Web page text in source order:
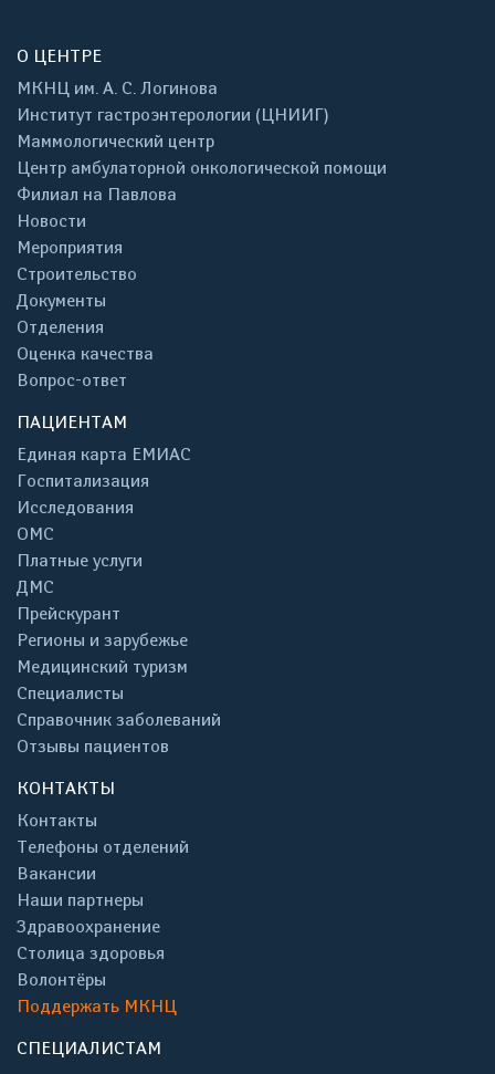
О ЦЕНТРЕ
МКНЦ им. А. С. Логинова
Институт гастроэнтерологии (ЦНИИГ)
Маммологический центр
Центр амбулаторной онкологической помощи
Филиал на Павлова
Новости
Мероприятия
Строительство
Документы
Отделения
Оценка качества
Вопрос-ответ
ПАЦИЕНТАМ
Единая карта ЕМИАС
Госпитализация
Исследования
ОМС
Платные услуги
ДМС
Прейскурант
Регионы и зарубежье
Медицинский туризм
Специалисты
Справочник заболеваний
Отзывы пациентов
КОНТАКТЫ
Контакты
Телефоны отделений
Вакансии
Наши партнеры
Здравоохранение
Столица здоровья
Волонтёры
Поддержать МКНЦ
СПЕЦИАЛИСТАМ